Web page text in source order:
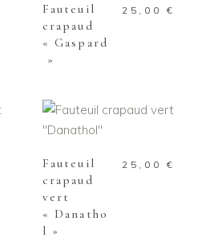
Fauteuil
crapaud
« Gaspard
»
25,00 €
AJOUTER AU
PANIER
Fauteuil
crapaud
vert
« Danatho
l »
25,00 €